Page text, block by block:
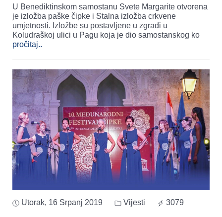
U Benediktinskom samostanu Svete Margarite otvorena
je izložba paške čipke i Stalna izložba crkvene
umjetnosti. Izložbe su postavljene u zgradi u
Koludraškoj ulici u Pagu koja je dio samostanskog ko
pročitaj..
Utorak, 16 Srpanj 2019 Vijesti 3079